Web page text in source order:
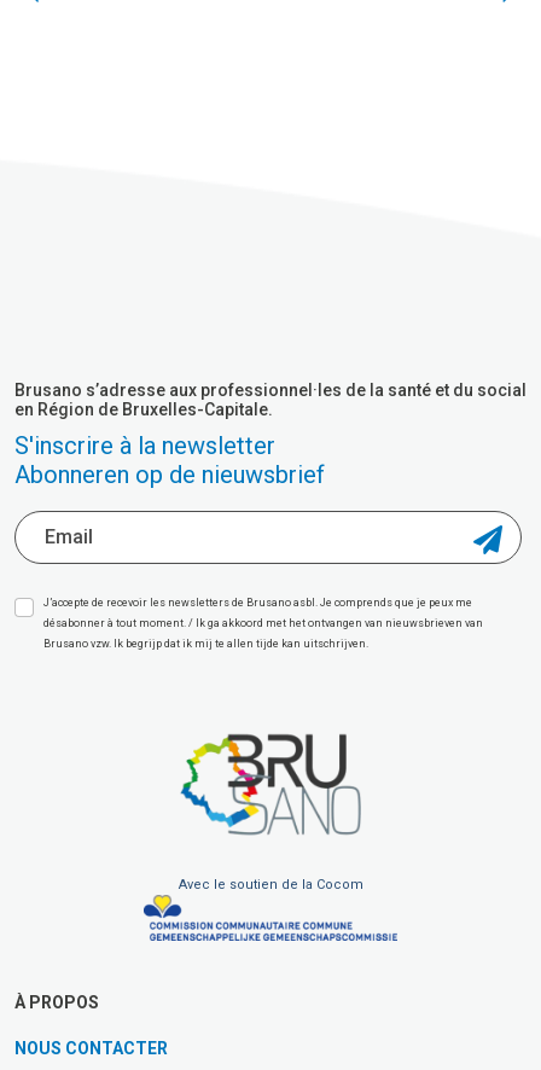
Brusano s’adresse aux professionnel·les de la santé et du social
en Région de Bruxelles-Capitale.
S'inscrire à la newsletter
Abonneren op de nieuwsbrief
J’accepte de recevoir les newsletters de Brusano asbl. Je comprends que je peux me
désabonner à tout moment. / Ik ga akkoord met het ontvangen van nieuwsbrieven van
Brusano vzw. Ik begrijp dat ik mij te allen tijde kan uitschrijven.
Avec le soutien de la Cocom
À PROPOS
NOUS CONTACTER